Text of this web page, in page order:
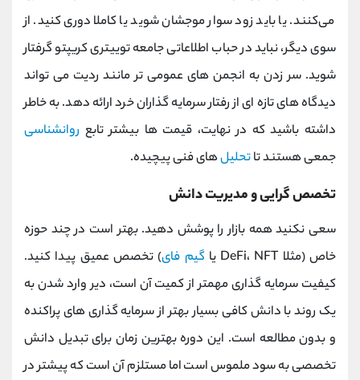
می‌کنند. یا باید زود سوار موجشان شوید یا کاملا دوری کنید. از
سوی دیگر، نباید در حباب اطلاعاتی جامعه توییتری کریپتو گرفتار
شوید. سر زدن به انجمن ‌های عمومی ‌تر مانند ردیت می‌ تواند
دیدگاه ‌های تازه ‌ای از رفتار سرمایه‌ گذاران خرد ارائه دهد. به خاطر
داشته باشید که در نهایت، قیمت ‌ها بیشتر تابع روانشناسی
جمعی هستند تاتحلیل‌های فنی پیچیده.
تخصص‌ گرایی و مدیریت دانش
سعی نکنید همه بازار را پوشش دهید. بهتر است در چند حوزه
خاص (مثلا DeFi، NFT یا
گیم فای) تخصص عمیق پیدا کنید.
کیفیت سرمایه‌ گذاری مهمتر از کمیت آن است، دیر وارد شدن به
یک روند با دانش کافی بسیار بهتر از سرمایه‌ گذاری‌ های پراکنده
و بدون مطالعه است. این دوره بهترین زمان برای تبدیل دانش
تخصصی به سود ملموس است اما مستلزم آن است که پیشتر در